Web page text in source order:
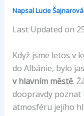
NapsalLucie Šajnarová
Last Updated on
Když jsme letos v
do Albánie, bylo
v hlavním městě.
doopravdy poznat
atmosféru jejího